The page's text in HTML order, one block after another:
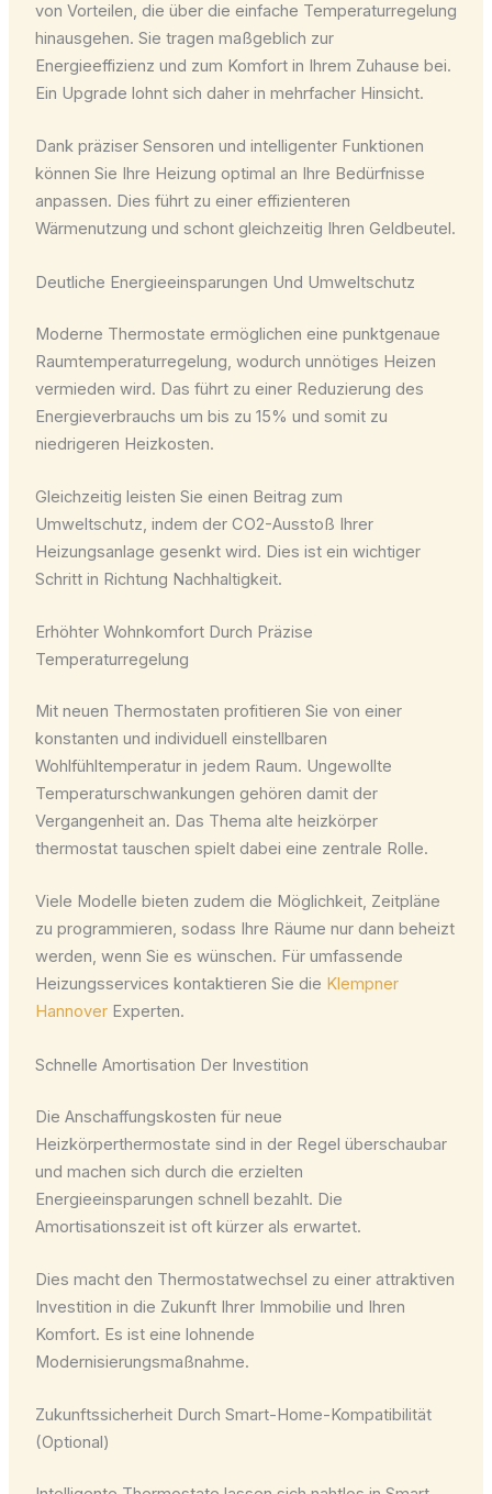
von Vorteilen, die über die einfache Temperaturregelung
hinausgehen. Sie tragen maßgeblich zur
Energieeffizienz und zum Komfort in Ihrem Zuhause bei.
Ein Upgrade lohnt sich daher in mehrfacher Hinsicht.
Dank präziser Sensoren und intelligenter Funktionen
können Sie Ihre Heizung optimal an Ihre Bedürfnisse
anpassen. Dies führt zu einer effizienteren
Wärmenutzung und schont gleichzeitig Ihren Geldbeutel.
Deutliche Energieeinsparungen Und Umweltschutz
Moderne Thermostate ermöglichen eine punktgenaue
Raumtemperaturregelung, wodurch unnötiges Heizen
vermieden wird. Das führt zu einer Reduzierung des
Energieverbrauchs um bis zu 15% und somit zu
niedrigeren Heizkosten.
Gleichzeitig leisten Sie einen Beitrag zum
Umweltschutz, indem der CO2-Ausstoß Ihrer
Heizungsanlage gesenkt wird. Dies ist ein wichtiger
Schritt in Richtung Nachhaltigkeit.
Erhöhter Wohnkomfort Durch Präzise
Temperaturregelung
Mit neuen Thermostaten profitieren Sie von einer
konstanten und individuell einstellbaren
Wohlfühltemperatur in jedem Raum. Ungewollte
Temperaturschwankungen gehören damit der
Vergangenheit an. Das Thema alte heizkörper
thermostat tauschen spielt dabei eine zentrale Rolle.
Viele Modelle bieten zudem die Möglichkeit, Zeitpläne
zu programmieren, sodass Ihre Räume nur dann beheizt
werden, wenn Sie es wünschen. Für umfassende
Heizungsservices kontaktieren Sie die Klempner
HannoverExperten.
Schnelle Amortisation Der Investition
Die Anschaffungskosten für neue
Heizkörperthermostate sind in der Regel überschaubar
und machen sich durch die erzielten
Energieeinsparungen schnell bezahlt. Die
Amortisationszeit ist oft kürzer als erwartet.
Dies macht den Thermostatwechsel zu einer attraktiven
Investition in die Zukunft Ihrer Immobilie und Ihren
Komfort. Es ist eine lohnende
Modernisierungsmaßnahme.
Zukunftssicherheit Durch Smart-Home-Kompatibilität
(Optional)